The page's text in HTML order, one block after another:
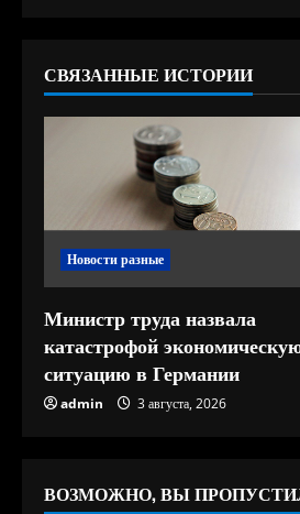
и
ч
т
е
н
и
СВЯЗАННЫЕ ИСТОРИИ
Новости разные
Министр труда назвала
катастрофой
ситуацию в Германии
admin 3 августа, 2026
ВОЗМОЖНО, ВЫ